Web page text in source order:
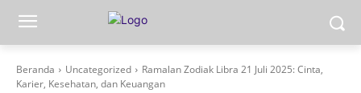
Beranda Uncategorized
Ramalan Zodiak Libra 21 Juli 2025: Cinta,
Karier, Kesehatan, dan Keuangan